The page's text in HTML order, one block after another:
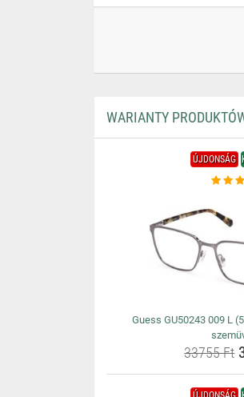
WARIANTY
ÚJDONSÁG
Guess GU50243 009 L
33755 Ft